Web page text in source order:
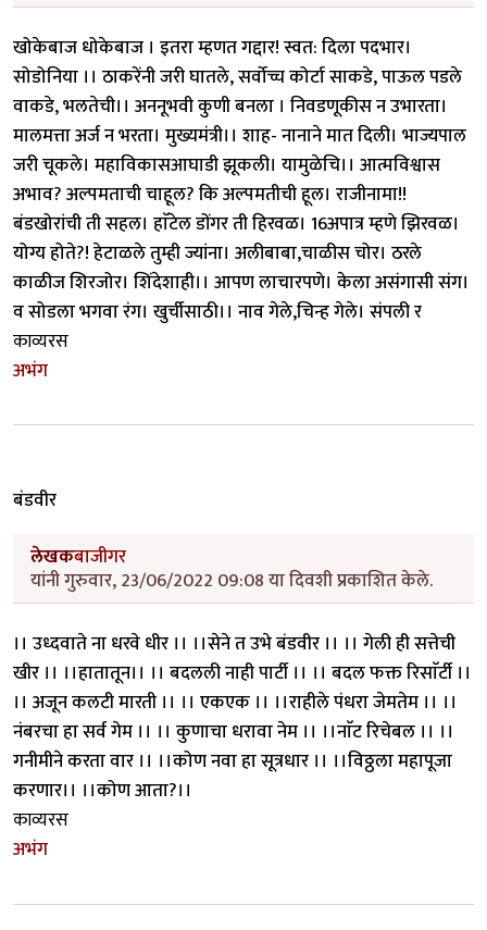
खोकेबाज धोकेबाज । इतरा म्हणत गद्दार! स्वत: दिला पदभार।
सोडोनिया ।। ठाकरेंनी जरी घातले, सर्वोच्च कोर्टा साकडे, पाऊल पडले
वाकडे, भलतेची।। अननूभवी कुणी बनला । निवडणूकीस न उभारता।
मालमत्ता अर्ज न भरता। मुख्यमंत्री।। शाह- नानाने मात दिली। भाज्यपाल
जरी चूकले। महाविकासआघाडी झूकली। यामुळेचि।। आत्मविश्वास
अभाव? अल्पमताची चाहूल? कि अल्पमतीची हूल। राजीनामा!!
बंडखोरांची ती सहल। हाॅटेल डोंगर ती हिरवळ। 16अपात्र म्हणे झिरवळ।
योग्य होते?! हेटाळले तुम्ही ज्यांना। अलीबाबा,चाळीस चोर। ठरले
काळीज शिरजोर। शिंदेशाही।। आपण लाचारपणे। केला असंगासी संग।
व सोडला भगवा रंग। खुर्चीसाठी।। नाव गेले,चिन्ह गेले। संपली र
काव्यरस
अभंग
बंडवीर
लेखकबाजीगर
यांनी गुरुवार, 23/06/2022 09:08 या दिवशी प्रकाशित केले.
।। उध्दवाते ना धरवे धीर ।। ।।सेने त उभे बंडवीर ।। ।। गेली ही सत्तेची
खीर ।। ।।हातातून।। ।। बदलली नाही पार्टी ।। ।। बदल फक्त रिसाॅर्टी ।।
।। अजून कलटी मारती ।। ।। एकएक ।। ।।राहीले पंधरा जेमतेम ।। ।।
नंबरचा हा सर्व गेम ।। ।। कुणाचा धरावा नेम ।। ।।नाॅट रिचेबल ।। ।।
गनीमीने करता वार ।। ।।कोण नवा हा सूत्रधार ।। ।।विठ्ठला महापूजा
करणार।। ।।कोण आता?।।
काव्यरस
अभंग